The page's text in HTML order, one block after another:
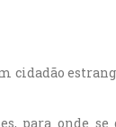
cidadão
para onde se